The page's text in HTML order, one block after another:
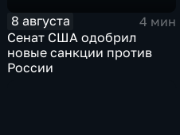
8 августа
4 мин
Сенат США одобрил
новые санкции против
России